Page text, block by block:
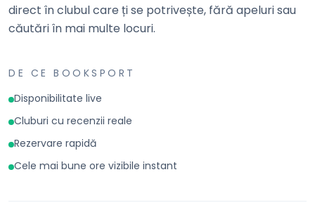
direct în clubul care ți se potrivește, fără apeluri sau
căutări în mai multe locuri.
DE CE BOOKSPORT
Disponibilitate live
Cluburi cu recenzii reale
Rezervare rapidă
Cele mai bune ore vizibile instant